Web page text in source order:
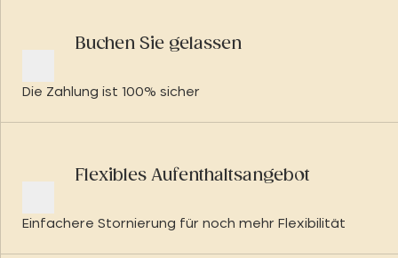
Buchen Sie gelassen
Die Zahlung ist 100% sicher
Flexibles Aufenthaltsangebot
Einfachere Stornierung für noch mehr Flexibilität